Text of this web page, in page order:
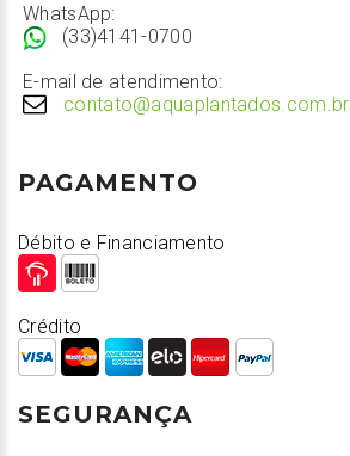
WhatsApp:
(33)4141-0700
E-mail de atendimento:
contato@aquaplantados.com.br
PAGAMENTO
Débito e Financiamento
Crédito
SEGURANÇA